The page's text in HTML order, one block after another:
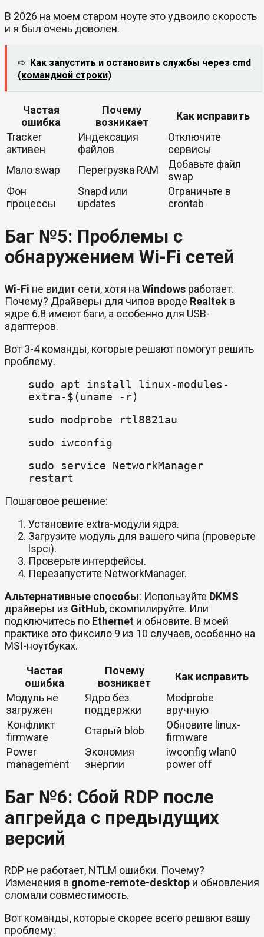
В 2026 на моем старом ноуте это удвоило скорость
и я был очень доволен.
➪ Как запустить и остановить службы через cmd
(командной строки)
Частая
ошибка
Почему
возникает
Как исправить
Tracker
активен
Индексация
файлов
Отключите
сервисы
Мало swap
Перегрузка RAM
Добавьте файл
swap
Фон
процессы
Snapd или
updates
Ограничьте в
crontab
Баг №5: Проблемы с
обнаружением Wi-Fi сетей
Wi-Fi не видит сети, хотя на Windows работает.
Почему? Драйверы для чипов вроде Realtek в
ядре 6.8 имеют баги, а особенно для USB-
адаптеров.
Вот 3-4 команды, которые решают помогут решить
проблему.
sudo apt install linux-modules-
extra-$(uname -r)
sudo modprobe rtl8821au
sudo iwconfig
sudo service NetworkManager
restart
Пошаговое решение:
Установите extra-модули ядра.
Загрузите модуль для вашего чипа (проверьте
lspci).
Проверьте интерфейсы.
Перезапустите NetworkManager.
Альтернативные способы: Используйте DKMS
драйверы из GitHub, скомпилируйте. Или
подключитесь по Ethernet и обновите. В моей
практике это фиксило 9 из 10 случаев, особенно на
MSI-ноутбуках.
Частая
ошибка
Почему
возникает
Как исправить
Модуль не
загружен
Ядро без
поддержки
Modprobe
вручную
Конфликт
firmware
Старый blob
Обновите linux-
firmware
Power
management
Экономия
энергии
iwconfig wlan0
power off
Баг №6: Сбой RDP после
апгрейда с предыдущих
версий
RDP не работает, NTLM ошибки. Почему?
Изменения в gnome-remote-desktop и обновления
сломали совместимость.
Вот команды, которые скорее всего решают вашу
проблему: